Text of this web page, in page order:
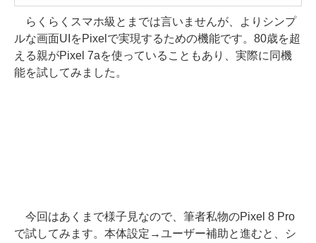
らくらくスマホ級とまでは言いませんが、よりシンプ
ルな画面UIをPixelで実現するための機能です。80歳を超
える親がPixel 7aを使っていることもあり、実際に同機
能を試してみました。
今回はあくまで様子見なので、筆者私物のPixel 8 Pro
で試してみます。本体設定→ユーザー補助と進むと、シ